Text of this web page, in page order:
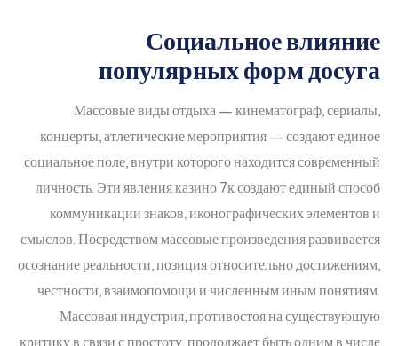
Социальное влияние
популярных форм досуга
Массовые виды отдыха — кинематограф, сериалы,
концерты, атлетические мероприятия — создают единое
социальное поле, внутри которого находится современный
личность. Эти явления казино 7к создают единый способ
коммуникации знаков, иконографических элементов и
смыслов. Посредством массовые произведения развивается
осознание реальности, позиция относительно достижениям,
честности, взаимопомощи и численным иным понятиям.
Массовая индустрия, противостоя на существующую
критику в связи с простоту, продолжает быть одним в числе